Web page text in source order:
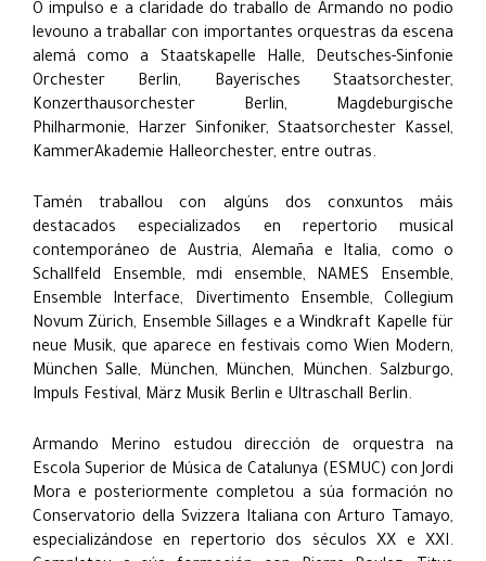
O impulso e a claridade do traballo de Armando no podio
levouno a traballar con importantes orquestras da escena
alemá como a Staatskapelle Halle, Deutsches-Sinfonie
Orchester Berlin, Bayerisches Staatsorchester,
Konzerthausorchester Berlin, Magdeburgische
Philharmonie, Harzer Sinfoniker, Staatsorchester Kassel,
KammerAkademie Halleorchester, entre outras.
Tamén traballou con algúns dos conxuntos máis
destacados especializados en repertorio musical
contemporáneo de Austria, Alemaña e Italia, como o
Schallfeld Ensemble, mdi ensemble, NAMES Ensemble,
Ensemble Interface, Divertimento Ensemble, Collegium
Novum Zürich, Ensemble Sillages e a Windkraft Kapelle für
neue Musik, que aparece en festivais como Wien Modern,
München Salle, München, München, München. Salzburgo,
Impuls Festival, März Musik Berlin e Ultraschall Berlin.
Armando Merino estudou dirección de orquestra na
Escola Superior de Música de Catalunya (ESMUC) con Jordi
Mora e posteriormente completou a súa formación no
Conservatorio della Svizzera Italiana con Arturo Tamayo,
especializándose en repertorio dos séculos XX e XXI.